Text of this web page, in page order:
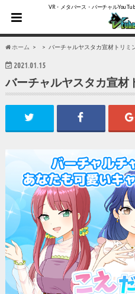
VR・メタバース・バーチャル
ホーム バーチャルヤスタカ宣材トリミ
2021.01.15
バーチャルヤスタカ宣材